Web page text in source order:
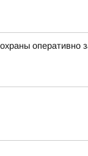
оперативно